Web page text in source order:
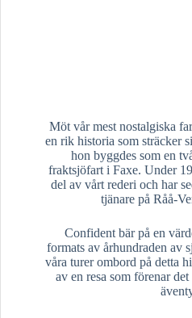
Möt vår mest nostalgiska
en rik historia som sträcker
hon byggdes som en
fraktsjöfart i Faxe. Under
del av vårt rederi och har
tjänare på Råå-
Confident bär på en
formats av århundraden av
våra turer ombord på detta
av en resa som förenar